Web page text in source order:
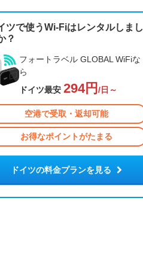
ツで使うWi-Fiはレンタルしまし
？
フォートラベル GLOBAL WiFiな
ら
ドイツ最安 294円 /日～
空港で受取・返却可能
お得なポイントがたまる
ドイツの料金プランを見る